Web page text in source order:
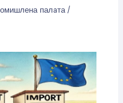
палaта /